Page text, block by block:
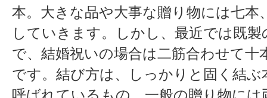
本。大きな品や大事な贈り物には七本
していきます。しかし、最近では既
で、結婚祝いの場合は二筋合わせて
です。結び方は、しっかりと固く結
呼ばれているもの。一般の贈り物に